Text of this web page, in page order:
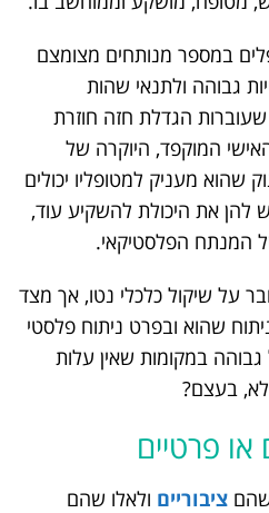
במספר מנותחים מצומצם
גבוהה ולתנאי שהות
הגדלת חזה חוזרת
המוקפד, היוקרה של
שהוא מעניק למטופליו יכולים
להן את היכולת להשקיע עוד,
המנתח הפלסטיקאי.
על שיקול כלכלי נטו, אך מצד
שהוא ובפרט ניתוח פלסטי
במקומות שאין עלות
בעצם?
או פרטיים
ציבוריים ולאלו שהם